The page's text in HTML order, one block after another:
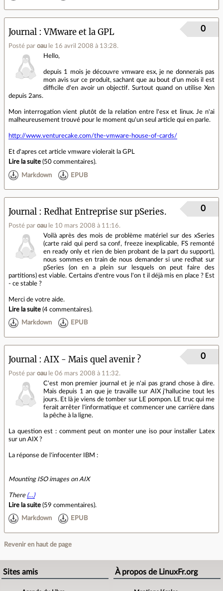
Journal VMware et la GPL
Posté par oau le 16 avril 2008 à 13:28.
0
Hello,
depuis 1 mois je découvre vmware esx, je ne donnerais pas
mon avis sur ce produit, sachant que au bout d'un mois il est
difficile d'en avoir un objectif. Surtout quand on utilise Xen
depuis 2ans.
Mon interrogation vient plutôt de la relation entre l'esx et linux. Je n'ai
malheureusement trouvé pour le moment qu'un seul article qui en parle.
http://www.venturecake.com/the-vmware-house-of-cards/
Et d'apres cet article vmware violerait la GPL
Lire la suite (50 commentaires).
Markdown EPUB
Journal Redhat Entreprise sur pSeries.
Posté par oau le 10 mars 2008 à 11:16.
0
Voilà après des mois de problème matériel sur des xSeries
(carte raid qui perd sa conf, freeze inexplicable, FS remonté
en ready only et rien de bien probant de la part du support),
nous sommes en train de nous demander si une redhat sur
pSeries (on en a plein sur lesquels on peut faire des
partitions) est viable. Certains d'entre vous l'on t il déjà mis en place ? Est
- ce stable ?
Merci de votre aide.
Lire la suite (4 commentaires).
Markdown EPUB
Journal AIX - Mais quel avenir ?
Posté par oau le 06 mars 2008 à 11:32.
0
C'est mon premier journal et je n'ai pas grand chose à dire.
Mais depuis 1 an que je travaille sur AIX j'hallucine tout les
jours. Et là je viens de tomber sur LE pompon. LE truc qui me
ferait arrêter l'informatique et commencer une carrière dans
la pêche à la ligne.
La question est : comment peut on monter une iso pour installer Latex
sur un AIX ?
La réponse de l'infocenter IBM :
Mounting ISO images on AIX
There (…)
Lire la suite (59 commentaires).
Markdown EPUB
Revenir en haut de page
Sites amis À propos de LinuxFr.org